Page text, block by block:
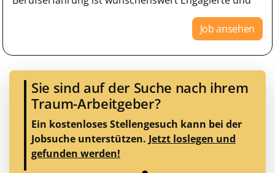
Job ansehen
Sie sind auf der Suche nach ihrem
Traum-Arbeitgeber?
Ein kostenloses Stellengesuch kann bei der
Jobsuche unterstützen. Jetzt loslegen und
gefunden werden!